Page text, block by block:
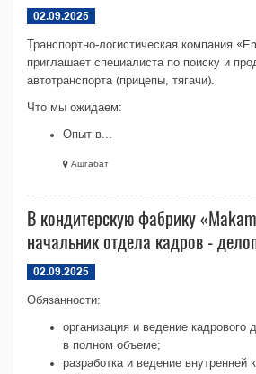
02.09.2025
Транспортно-логистическая компания
приглашает специалиста по поиску и
автотранспорта (прицепы, тягачи).
Что мы ожидаем:
Опыт в...
Ашгабат
В кондитерскую фабрику
начальник отдела кадров -
02.09.2025
Обязанности:
организация и ведение кадрового
в полном объеме;
разработка и ведение внутренней